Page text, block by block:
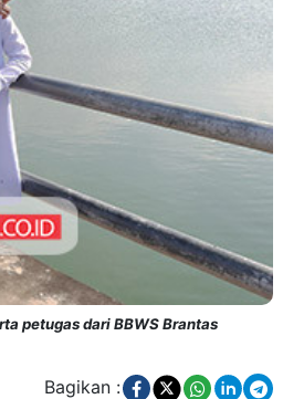
petugas dari BBWS Brantas
Bagikan :